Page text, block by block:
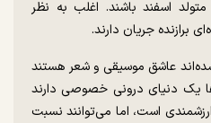
اسفند باشند. اغلب به نظر
برازنده جریان دارند.
عاشق موسیقی و شعر هستند
یک دنیای درونی خصوصی دارند
است، اما می‌توانند نسبت